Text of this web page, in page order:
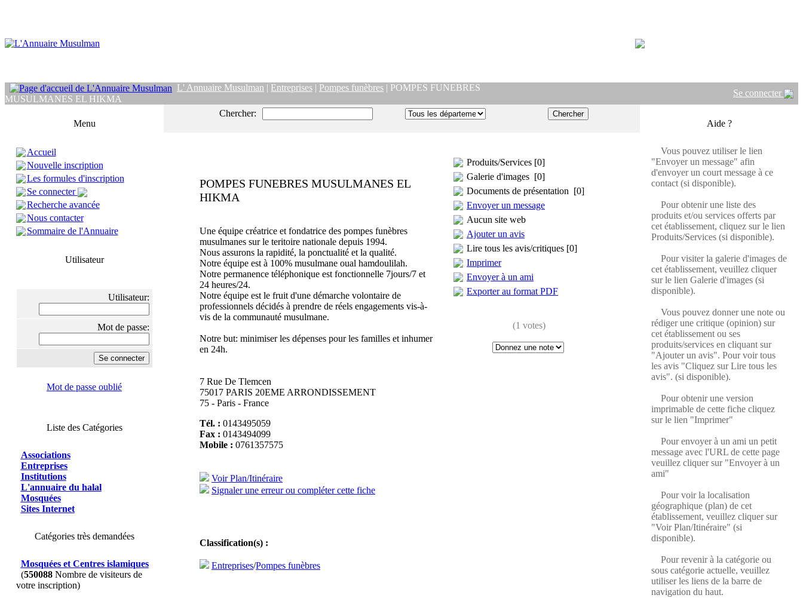
L' Annuaire Musulman | Entreprises | Pompes funèbres | POMPES FUNEBRES
MUSULMANES EL HIKMA
Se connecter
Menu
Accueil
Nouvelle inscription
Les formules d'inscription
Se connecter
Recherche avancée
Nous contacter
Sommaire de l'Annuaire
Utilisateur
Utilisateur:
Mot de passe:
Mot de passe oublié
Liste des Catégories
Associations
Entreprises
Institutions
L'annuaire du halal
Mosquées
Sites Internet
Catégories très demandées
Mosquées et Centres islamiques
(550088Nombre de visiteurs de
votre inscription)
Chercher:
POMPES FUNEBRES MUSULMANES EL
HIKMA
Une équipe créatrice et fondatrice des pompes funèbres
musulmanes sur le teritoire nationale depuis 1994.
Nous assurons la rapidité, la ponctualité et la qualité.
Notre équipe est à 100% musulmane oual hamdoulilah.
Notre permanence téléphonique est fonctionnelle 7jours/7 et
24 heures/24.
Notre équipe est le fruit d'une démarche volontaire de
professionnels décidés à prendre de réels engagements vis-à-
vis de la communauté musulmane.
Notre but: minimiser les dépenses pour les familles et inhumer
en 24h.
7 Rue De Tlemcen
75017 PARIS 20EME ARRONDISSEMENT
75 - Paris - France
Tél. : 0143495059
Fax : 0143494099
Mobile : 0761357575
Voir Plan/Itinéraire
Signaler une erreur ou compléter cette fiche
Classification(s) :
Entreprises/Pompes funèbres
Produits/Services [0]
Galerie d'images [0]
Documents de présentation [0]
Envoyer un message
Aucun site web
Ajouter un avis
Lire tous les avis/critiques [0]
Imprimer
Envoyer à un ami
Exporter au format PDF
(1 votes)
Aide ?
Vous pouvez utiliser le lien
"Envoyer un message" afin
d'envoyer un court message à ce
contact (si disponible).
Pour obtenir une liste des
produits et/ou services offerts par
cet établissement, cliquez sur le lien
Produits/Services (si disponible).
Pour visiter la galerie d'images de
cet établissement, veuillez cliquer
sur le lien Galerie d'images (si
disponible).
Vous pouvez donner une note ou
rédiger une critique (opinion) sur
cet établissement ou ses
produits/services en cliquant sur
"Ajouter un avis". Pour voir tous
les avis "Cliquez sur Lire tous les
avis". (si disponible).
Pour obtenir une version
imprimable de cette fiche cliquez
sur le lien "Imprimer"
Pour envoyer à un ami un petit
message avec l'URL de cette page
veuillez cliquer sur "Envoyer à un
ami"
Pour voir la localisation
géographique (plan) de cet
établissement, veuillez cliquer sur
"Voir Plan/Itinéraire" (si
disponible).
Pour revenir à la catégorie ou
sous catégorie actuelle, veuillez
utiliser les liens de la barre de
navigation du haut.